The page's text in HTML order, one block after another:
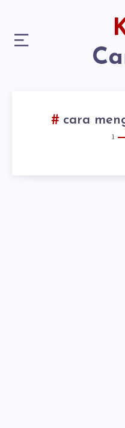
cara
1